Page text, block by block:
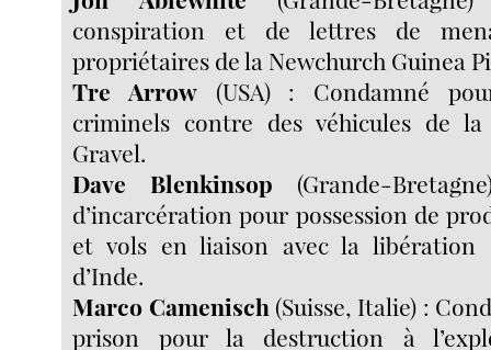
conspiration et de lettres de
propriétaires de la Newchurch Guinea
Tre Arrow(USA) : Condamné
criminels contre des véhicules de
Gravel.
Dave Blenkinsop (Grande-
d’incarcération pour possession de
et vols en liaison avec la libération
d’Inde.
Marco Camenisch (Suisse, Italie) :
prison pour la destruction à